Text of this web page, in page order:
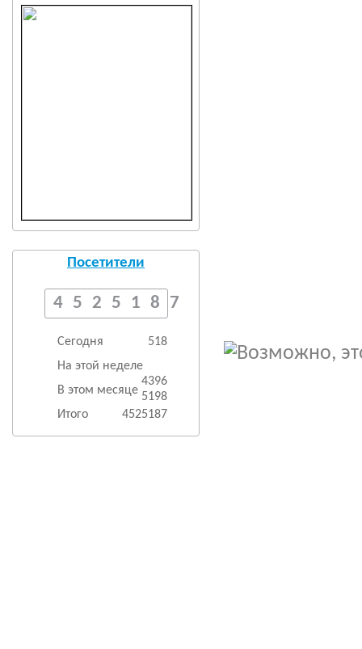
Посетители
4525187
Сегодня
518
На этой неделе
4396
В этом месяце 5198
Итого
4525187